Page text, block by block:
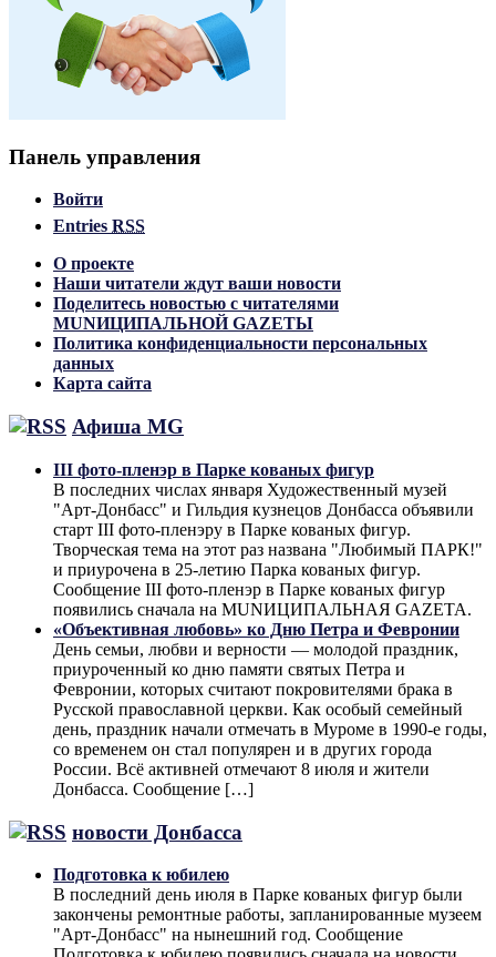
Панель управления
Войти
Entries RSS
О проекте
Наши читатели ждут ваши новости
Поделитесь новостью с читателями
MUNИЦИПАЛЬНОЙ GAZЕТЫ
Политика конфиденциальности персональных
данных
Карта сайта
Афиша MG
III фото-пленэр в Парке кованых фигур
В последних числах января Художественный музей
"Арт-Донбасс" и Гильдия кузнецов Донбасса объявили
старт III фото-пленэру в Парке кованых фигур.
Творческая тема на этот раз названа "Любимый ПАРК!"
и приурочена в 25-летию Парка кованых фигур.
Сообщение III фото-пленэр в Парке кованых фигур
появились сначала на MUNИЦИПАЛЬНАЯ GAZЕТА.
«Объективная любовь» ко Дню Петра и Февронии
День семьи, любви и верности — молодой праздник,
приуроченный ко дню памяти святых Петра и
Февронии, которых считают покровителями брака в
Русской православной церкви. Как особый семейный
день, праздник начали отмечать в Муроме в 1990-е годы,
со временем он стал популярен и в других города
России. Всё активней отмечают 8 июля и жители
Донбасса. Сообщение […]
новости Донбасса
Подготовка к юбилею
В последний день июля в Парке кованых фигур были
закончены ремонтные работы, запланированные музеем
"Арт-Донбасс" на нынешний год. Сообщение